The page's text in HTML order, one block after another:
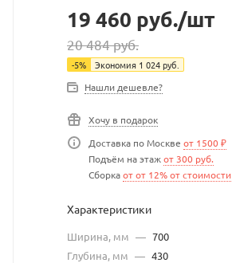
19 460 руб./шт
20 484руб.
-5% Экономия 1 024руб.
Нашли дешевле?
Хочу в подарок
Доставка по Москве от 1500 ₽
Подъём на этажот 300 руб.
Сборкаот от 12% от стоимости
Характеристики
Ширина, мм — 700
Глубина, мм — 430